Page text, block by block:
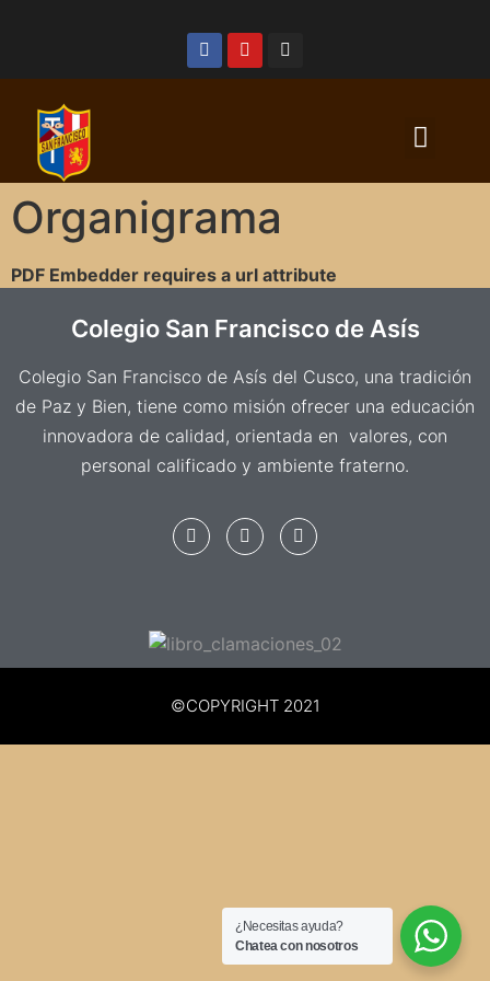
Organigrama
PDF Embedder requires a url attribute
Colegio San Francisco de Asís
Colegio San Francisco de Asís del Cusco, una tradición
de Paz y Bien, tiene como misión ofrecer una educación
innovadora de calidad, orientada en valores, con
personal calificado y ambiente fraterno.
©COPYRIGHT 2021
¿Necesitas ayuda?
Chatea con nosotros